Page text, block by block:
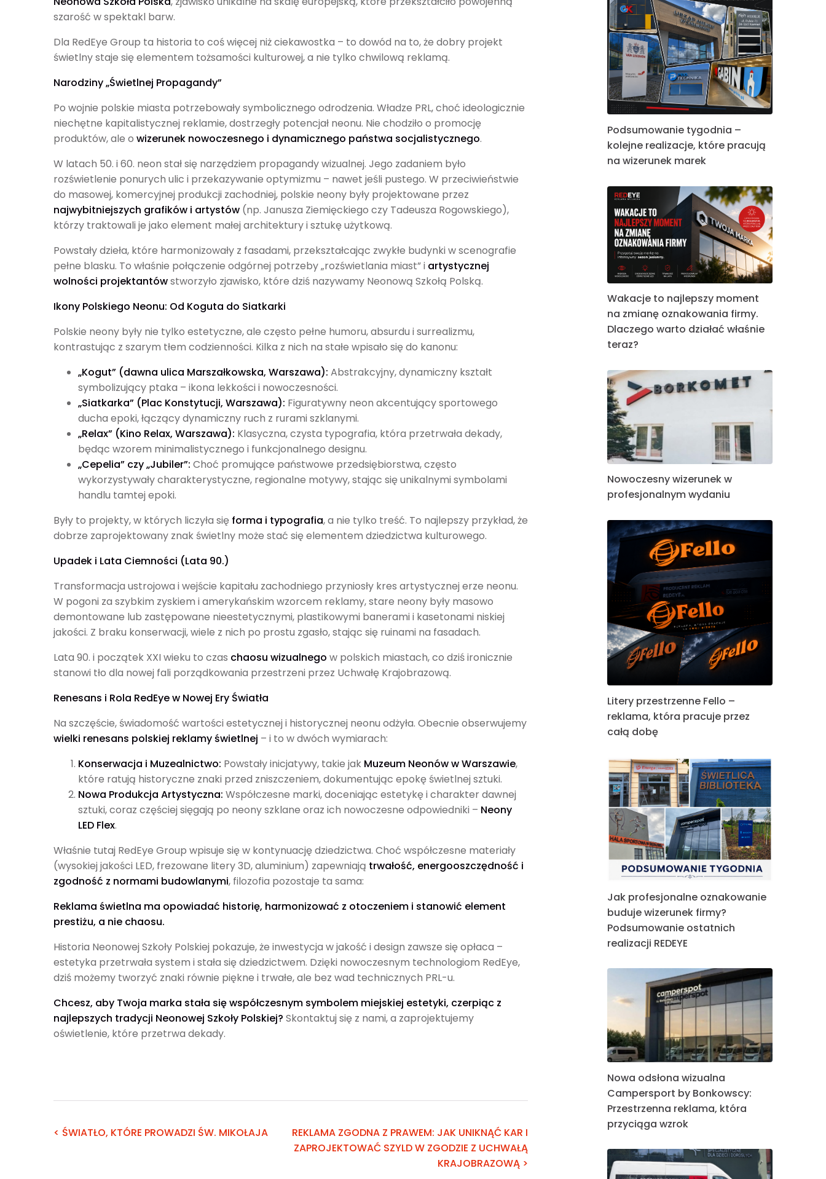
szarość w spektakl barw.
Dla RedEye Group ta historia to coś więcej niż ciekawostka – to dowód na to, że dobry projekt
świetlny staje się elementem tożsamości kulturowej, a nie tylko chwilową reklamą.
Narodziny „Świetlnej Propagandy”
Po wojnie polskie miasta potrzebowały symbolicznego odrodzenia. Władze PRL, choć ideologicznie
niechętne kapitalistycznej reklamie, dostrzegły potencjał neonu. Nie chodziło o promocję
produktów, ale o wizerunek nowoczesnego i dynamicznego państwa socjalistycznego.
W latach 50. i 60. neon stał się narzędziem propagandy wizualnej. Jego zadaniem było
rozświetlenie ponurych ulic i przekazywanie optymizmu – nawet jeśli pustego. W przeciwieństwie
do masowej, komercyjnej produkcji zachodniej, polskie neony były projektowane przez
najwybitniejszych grafików i artystów (np. Janusza Ziemięckiego czy Tadeusza Rogowskiego),
którzy traktowali je jako element małej architektury i sztukę użytkową.
Powstały dzieła, które harmonizowały z fasadami, przekształcając zwykłe budynki w scenografie
pełne blasku. To właśnie połączenie odgórnej potrzeby „rozświetlania miast” i artystycznej
wolności projektantówstworzyło zjawisko, które dziś nazywamy Neonową Szkołą Polską.
Ikony Polskiego Neonu: Od Koguta do Siatkarki
Polskie neony były nie tylko estetyczne, ale często pełne humoru, absurdu i surrealizmu,
kontrastując z szarym tłem codzienności. Kilka z nich na stałe wpisało się do kanonu:
„Kogut” (dawna ulica Marszałkowska, Warszawa): Abstrakcyjny, dynamiczny kształt
symbolizujący ptaka – ikona lekkości i nowoczesności.
„Siatkarka” (Plac Konstytucji, Warszawa): Figuratywny neon akcentujący sportowego
ducha epoki, łączący dynamiczny ruch z rurami szklanymi.
„Relax” (Kino Relax, Warszawa): Klasyczna, czysta typografia, która przetrwała dekady,
będąc wzorem minimalistycznego i funkcjonalnego designu.
„Cepelia” czy „Jubiler”: Choć promujące państwowe przedsiębiorstwa, często
wykorzystywały charakterystyczne, regionalne motywy, stając się unikalnymi symbolami
handlu tamtej epoki.
Były to projekty, w których liczyła się forma i typografia, a nie tylko treść. To najlepszy przykład, że
dobrze zaprojektowany znak świetlny może stać się elementem dziedzictwa kulturowego.
Upadek i Lata Ciemności (Lata 90.)
Transformacja ustrojowa i wejście kapitału zachodniego przyniosły kres artystycznej erze neonu.
W pogoni za szybkim zyskiem i amerykańskim wzorcem reklamy, stare neony były masowo
demontowane lub zastępowane nieestetycznymi, plastikowymi banerami i kasetonami niskiej
jakości. Z braku konserwacji, wiele z nich po prostu zgasło, stając się ruinami na fasadach.
Lata 90. i początek XXI wieku to czas chaosu wizualnego w polskich miastach, co dziś ironicznie
stanowi tło dla nowej fali porządkowania przestrzeni przez Uchwałę Krajobrazową.
Renesans i Rola RedEye w Nowej Ery Światła
Na szczęście, świadomość wartości estetycznej i historycznej neonu odżyła. Obecnie obserwujemy
wielki renesans polskiej reklamy świetlnej – i to w dwóch wymiarach:
Konserwacja i Muzealnictwo: Powstały inicjatywy, takie jak Muzeum Neonów w Warszawie,
które ratują historyczne znaki przed zniszczeniem, dokumentując epokę świetlnej sztuki.
Nowa Produkcja Artystyczna: Współczesne marki, doceniając estetykę i charakter dawnej
sztuki, coraz częściej sięgają po neony szklane oraz ich nowoczesne odpowiedniki – Neony
LED Flex.
Właśnie tutaj RedEye Group wpisuje się w kontynuację dziedzictwa. Choć współczesne materiały
(wysokiej jakości LED, frezowane litery 3D, aluminium) zapewniają trwałość, energooszczędność i
zgodność z normami budowlanymi, filozofia pozostaje ta sama:
Reklama świetlna ma opowiadać historię, harmonizować z otoczeniem i stanowić element
prestiżu, a nie chaosu.
Historia Neonowej Szkoły Polskiej pokazuje, że inwestycja w jakość i design zawsze się opłaca –
estetyka przetrwała system i stała się dziedzictwem. Dzięki nowoczesnym technologiom RedEye,
dziś możemy tworzyć znaki równie piękne i trwałe, ale bez wad technicznych PRL-u.
Chcesz, aby Twoja marka stała się współczesnym symbolem miejskiej estetyki, czerpiąc z
najlepszych tradycji Neonowej Szkoły Polskiej? Skontaktuj się z nami, a zaprojektujemy
oświetlenie, które przetrwa dekady.
< ŚWIATŁO, KTÓRE PROWADZI ŚW. MIKOŁAJA
REKLAMA ZGODNA Z PRAWEM: JAK UNIKNĄĆ KAR I
ZAPROJEKTOWAĆ SZYLD W ZGODZIE Z UCHWAŁĄ
KRAJOBRAZOWĄ >
Podsumowanie tygodnia –
kolejne realizacje, które pracują
na wizerunek marek
Wakacje to najlepszy moment
na zmianę oznakowania firmy.
Dlaczego warto działać właśnie
teraz?
Nowoczesny wizerunek w
profesjonalnym wydaniu
Litery przestrzenne Fello –
reklama, która pracuje przez
całą dobę
Jak profesjonalne oznakowanie
buduje wizerunek firmy?
Podsumowanie ostatnich
realizacji REDEYE
Nowa odsłona wizualna
Campersport by Bonkowscy:
Przestrzenna reklama, która
przyciąga wzrok